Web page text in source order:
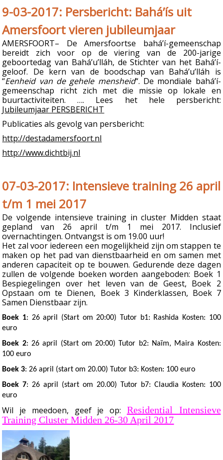
9-03-2017: Persbericht: Bahá’ís uit
Amersfoort vieren jubileumjaar
AMERSFOORT– De Amersfoortse bahá’í-gemeenschap
bereidt zich voor op de viering van de 200-jarige
geboortedag van Bahá’u’lláh, de Stichter van het Bahá’í-
geloof. De kern van de boodschap van Bahá’u’lláh is
“Eenheid van de gehele mensheid“. De mondiale bahá’í-
gemeenschap richt zich met die missie op lokale en
buurtactiviteiten. …. Lees het hele persbericht:
Jubileumjaar PERSBERICHT
Publicaties als gevolg van persbericht:
http://destadamersfoort.nl
http://www.dichtbij.nl
07-03-2017: Intensieve training 26 april
t/m 1 mei 2017
De volgende intensieve training in cluster Midden staat
gepland van 26 april t/m 1 mei 2017. Inclusief
overnachtingen. Ontvangst is om 19.00 uur!
Het zal voor iedereen een mogelijkheid zijn om stappen te
maken op het pad van dienstbaarheid en om samen met
anderen capaciteit op te bouwen. Gedurende deze dagen
zullen de volgende boeken worden aangeboden: Boek 1
Bespiegelingen over het leven van de Geest, Boek 2
Opstaan om te Dienen, Boek 3 Kinderklassen, Boek 7
Samen Dienstbaar zijn.
Boek 1: 26 april (Start om 20:00) Tutor b1: Rashida Kosten: 100
euro
Boek 2: 26 april (Start om 20:00) Tutor b2: Naïm, Maira Kosten:
100 euro
Boek 3: 26 april (start om 20.00) Tutor b3: Kosten: 100 euro
Boek 7: 26 april (start om 20.00) Tutor b7: Claudia Kosten: 100
euro
Wil je meedoen, geef je op: Residential Intensieve
Training Cluster Midden 26-30 April 2017